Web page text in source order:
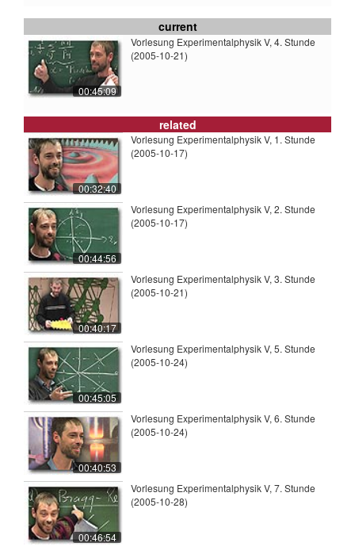
current
00:45:09
Vorlesung Experimentalphysik V, 4. Stunde
(2005-10-21)
related
00:32:40
Vorlesung Experimentalphysik V, 1. Stunde
(2005-10-17)
00:44:56
Vorlesung Experimentalphysik V, 2. Stunde
(2005-10-17)
00:40:17
Vorlesung Experimentalphysik V, 3. Stunde
(2005-10-21)
00:45:05
Vorlesung Experimentalphysik V, 5. Stunde
(2005-10-24)
00:40:53
Vorlesung Experimentalphysik V, 6. Stunde
(2005-10-24)
00:46:54
Vorlesung Experimentalphysik V, 7. Stunde
(2005-10-28)